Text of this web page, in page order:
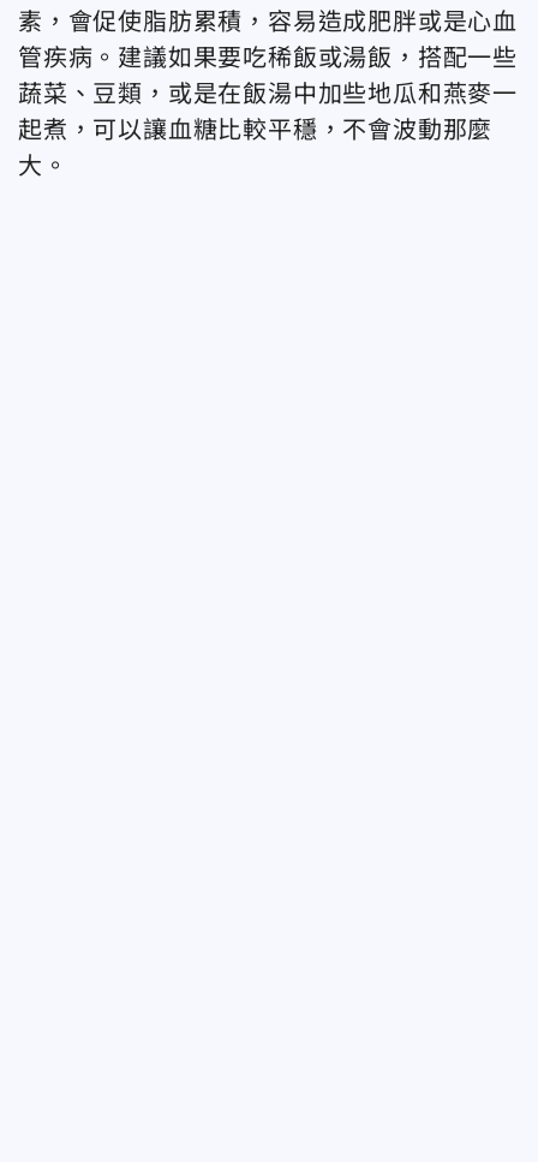
素，會促使脂肪累積，容易造成肥胖或是心血
管疾病。建議如果要吃稀飯或湯飯，搭配一些
蔬菜、豆類，或是在飯湯中加些地瓜和燕麥一
起煮，可以讓血糖比較平穩，不會波動那麼
大。